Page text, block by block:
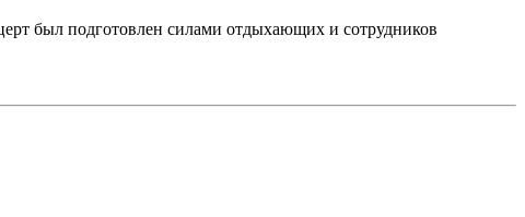
был подготовлен силами отдыхающих и сотрудников